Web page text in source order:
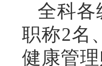
全科各
职称2名
健康管